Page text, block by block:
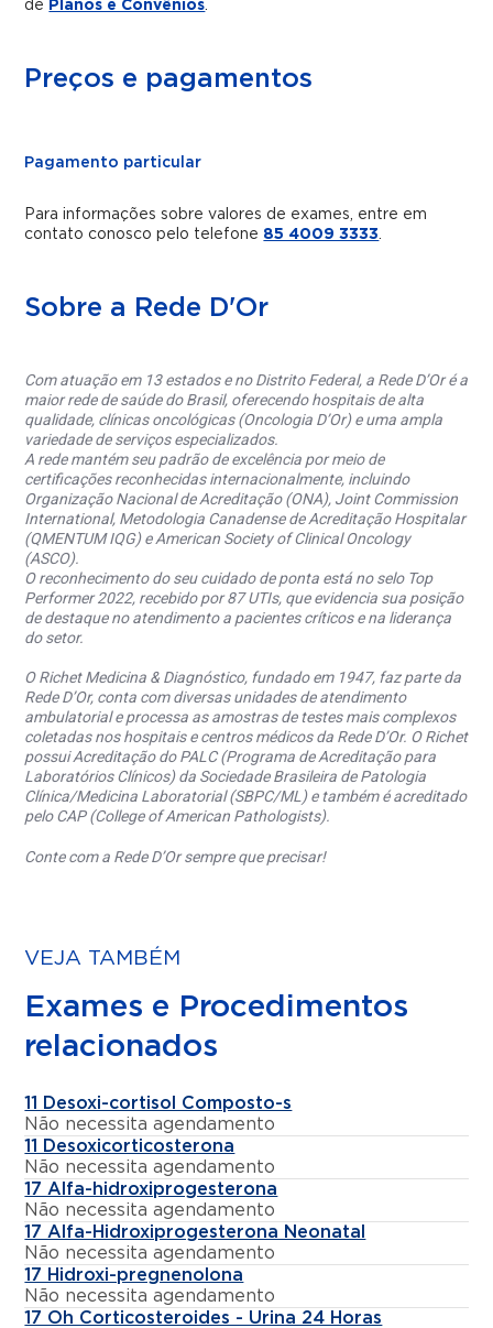
de Planos e Convênios.
Preços e pagamentos
Pagamento particular
Para informações sobre valores de exames, entre em
contato conosco pelo telefone 85 4009 3333.
Sobre a Rede D'Or
Com atuação em 13 estados e no Distrito Federal, a Rede D’Or é a
maior rede de saúde do Brasil, oferecendo hospitais de alta
qualidade, clínicas oncológicas (Oncologia D’Or) e uma ampla
variedade de serviços especializados.
A rede mantém seu padrão de excelência por meio de
certificações reconhecidas internacionalmente, incluindo
Organização Nacional de Acreditação (ONA), Joint Commission
International, Metodologia Canadense de Acreditação Hospitalar
(QMENTUM IQG) e American Society of Clinical Oncology
(ASCO).
O reconhecimento do seu cuidado de ponta está no selo Top
Performer 2022, recebido por 87 UTIs, que evidencia sua posição
de destaque no atendimento a pacientes críticos e na liderança
do setor.
O Richet Medicina & Diagnóstico, fundado em 1947, faz parte da
Rede D’Or, conta com diversas unidades de atendimento
ambulatorial e processa as amostras de testes mais complexos
coletadas nos hospitais e centros médicos da Rede D’Or. O Richet
possui Acreditação do PALC (Programa de Acreditação para
Laboratórios Clínicos) da Sociedade Brasileira de Patologia
Clínica/Medicina Laboratorial (SBPC/ML) e também é acreditado
pelo CAP (College of American Pathologists).
Conte com a Rede D’Or sempre que precisar!
VEJA TAMBÉM
Exames e Procedimentos
relacionados
11 Desoxi-cortisol Composto-s
Não necessita agendamento
11 Desoxicorticosterona
Não necessita agendamento
17 Alfa-hidroxiprogesterona
Não necessita agendamento
17 Alfa-Hidroxiprogesterona Neonatal
Não necessita agendamento
17 Hidroxi-pregnenolona
Não necessita agendamento
17 Oh Corticosteroides - Urina 24 Horas